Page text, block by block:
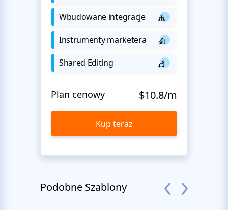
Wbudowane integracje
Instrumenty marketera
Shared Editing
Plan cenowy $10.8/m
Kup teraz
Podobne Szablony